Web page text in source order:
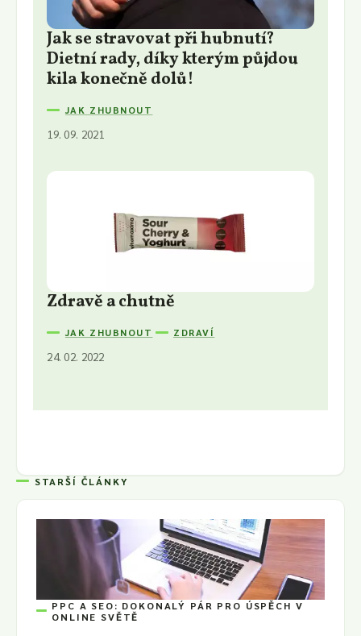
Jak se stravovat při hubnutí?
Dietní rady, díky kterým půjdou
kila konečně dolů!
JAK ZHUBNOUT
19. 09. 2021
Zdravě a chutně
JAK ZHUBNOUT ZDRAVÍ
24. 02. 2022
STARŠÍ ČLÁNKY
PPC A SEO: DOKONALÝ PÁR PRO ÚSPĚCH V
ONLINE SVĚTĚ